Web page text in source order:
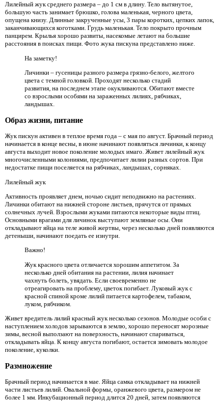
Лилейный жук среднего размера – до 1 см в длину. Тело вытянутое,
большую часть занимает брюшко, голова маленькая, черного цвета,
опущена книзу. Длинные закрученные усы, 3 пары коротких, цепких лапок,
заканчивающихся коготками. Грудь маленькая. Тело покрыто прочным
панцирем. Крылья хорошо развиты, насекомые летают на большие
расстояния в поисках пищи. Фото жука пискуна представлено ниже.
На заметку!
Личинки – гусеницы разного размера грязно-белого, желтого
цвета с темной головкой. Проходят несколько стадий
развития, на последнем этапе окукливаются. Обитают вместе
со взрослыми особями на зараженных лилиях, рябчиках,
ландышах.
Образ жизни, питание
Жук пискун активен в теплое время года – с мая по август. Брачный период
начинается в конце весны, в июне начинают появляться личинки, к концу
августа выходит новое поколение молодых имаго. Живет лилейный жук
многочисленными колониями, предпочитает лилии разных сортов. При
недостатке пищи поселяется на рябчиках, ландышах, сорняках.
Лилейный жук
Активность проявляет днем, ночью сидит неподвижно на растениях.
Личинки обитают на нижней стороне листьев, прячутся от прямых
солнечных лучей. Взрослыми жуками питаются некоторые виды птиц.
Основными врагами для личинок выступают земляные осы. Они
откладывают яйца на теле живой жертвы, через несколько дней появляются
детеныши, начинают поедать ее изнутри.
Важно!
Жук красного цвета отличается хорошим аппетитом. За
несколько дней обитания на растении, лилия начинает
чахнуть болеть, увядать. Если своевременно не
отреагировать на проблему, цветок погибает. Луковый жук с
красной спиной кроме лилий питается картофелем, табаком,
луком, рябчиком.
Живет вредитель лилий красный жук несколько сезонов. Молодые особи с
наступлением холодов зарываются в землю, хорошо переносят морозные
зимы, весной выползают на поверхность, начинают спариваться,
откладывать яйца. К концу августа погибают, остается зимовать молодое
поколение, куколки.
Размножение
Брачный период начинается в мае. Яйца самка откладывает на нижней
части листьев лилий. Овальной формы, оранжевого цвета, размером не
более 1 мм. Инкубационный период длится 20 дней, затем появляются